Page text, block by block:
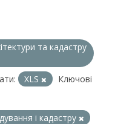
та кадастру
XLS
Ключові
і кадастру